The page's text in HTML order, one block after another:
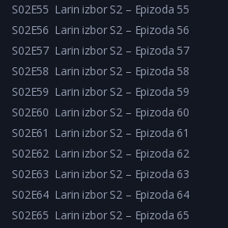
S02E55 Larin izbor S2 – Epizoda 55
S02E56 Larin izbor S2 – Epizoda 56
S02E57 Larin izbor S2 – Epizoda 57
S02E58 Larin izbor S2 – Epizoda 58
S02E59 Larin izbor S2 – Epizoda 59
S02E60 Larin izbor S2 – Epizoda 60
S02E61 Larin izbor S2 – Epizoda 61
S02E62 Larin izbor S2 – Epizoda 62
S02E63 Larin izbor S2 – Epizoda 63
S02E64 Larin izbor S2 – Epizoda 64
S02E65 Larin izbor S2 – Epizoda 65